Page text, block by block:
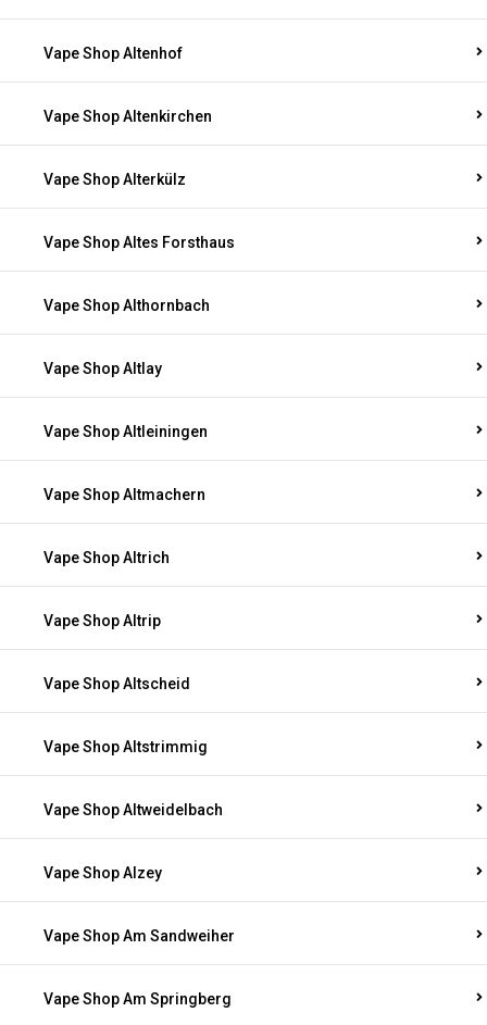
Vape Shop Altenhof
Vape Shop Altenkirchen
Vape Shop Alterkülz
Vape Shop Altes Forsthaus
Vape Shop Althornbach
Vape Shop Altlay
Vape Shop Altleiningen
Vape Shop Altmachern
Vape Shop Altrich
Vape Shop Altrip
Vape Shop Altscheid
Vape Shop Altstrimmig
Vape Shop Altweidelbach
Vape Shop Alzey
Vape Shop Am Sandweiher
Vape Shop Am Springberg